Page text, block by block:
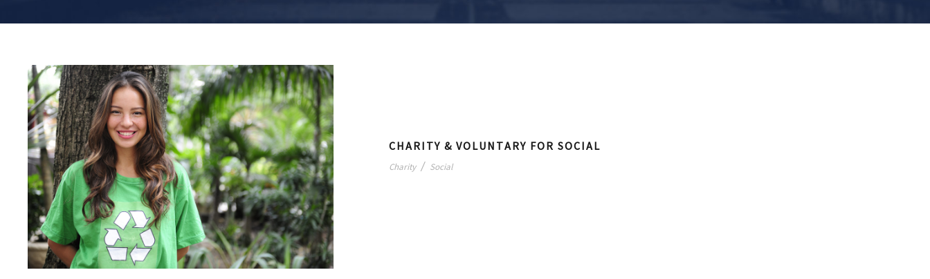
CHARITY & VOLUNTARY FOR SOCIAL
Charity / Social